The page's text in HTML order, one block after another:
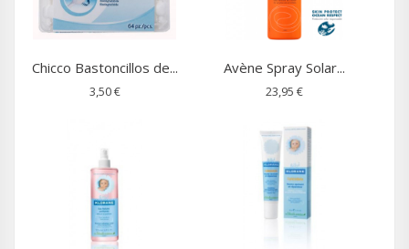
Chicco Bastoncillos de...
3,50 €
Avène Spray Solar...
23,95 €